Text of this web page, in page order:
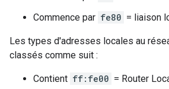
Commence par fe80 = liaison
Les types d'adresses locales au
classés comme suit :
Contient ff:fe00 = Router